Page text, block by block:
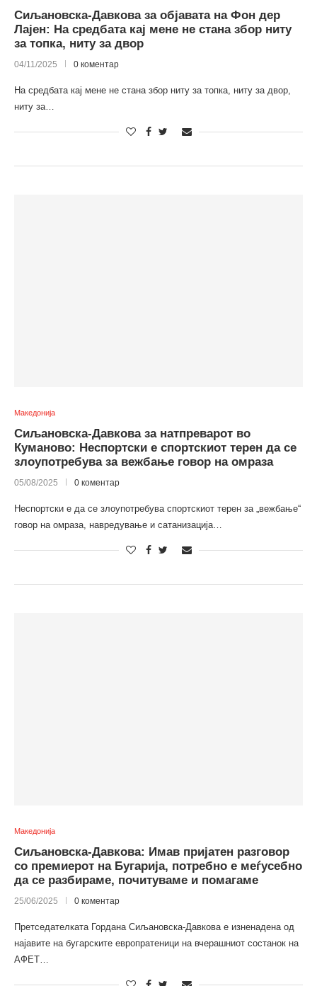
Сиљановска-Давкова за објавата на Фон дер
Лајен: На средбата кај мене не стана збор ниту
за топка, ниту за двор
04/11/2025 0 коментар
На средбата кај мене не стана збор ниту за топка, ниту за двор,
ниту за…
Македонија
Сиљановска-Давкова за натпреварот во
Куманово: Неспортски е спортскиот терен да се
злоупотребува за вежбање говор на омраза
05/08/2025 0 коментар
Неспортски е да се злоупотребува спортскиот терен за „вежбање“
говор на омраза, навредување и сатанизација…
Македонија
Сиљановска-Давкова: Имав пријатен разговор
со премиерот на Бугарија, потребно е меѓусебно
да се разбираме, почитуваме и помагаме
25/06/2025 0 коментар
Претседателката Гордана Сиљановска-Давкова е изненадена од
најавите на бугарските европратеници на вчерашниот состанок на
АФЕТ…